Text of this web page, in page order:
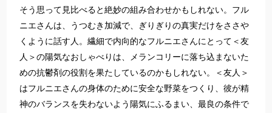
そう思って見比べると絶妙の組み合わせかもしれない。フル
ニエさんは、うつむき加減で、ぎりぎりの真実だけをささや
くように話す人。繊細で内向的なフルニエさんにとって＜友
人＞の陽気なおしゃべりは、メランコリーに落ち込まないた
めの抗鬱剤の役割を果たしているのかもしれない。＜友人＞
はフルニエさんの身体のために安全な野菜をつくり、彼が精
神のバランスを失わないよう陽気にふるまい、最良の条件で